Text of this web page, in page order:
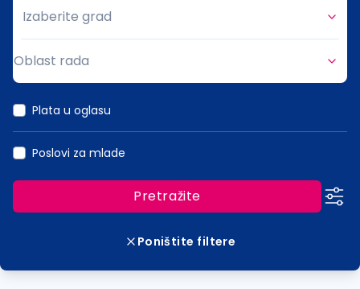
Grad
Izaberite grad
Oblast rada
Plata u oglasu
Poslovi za mlade
Pretražite
Poništite filtere